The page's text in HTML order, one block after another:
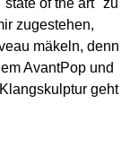
zugestehen,
mäkeln, denn
AvantPop und
geht